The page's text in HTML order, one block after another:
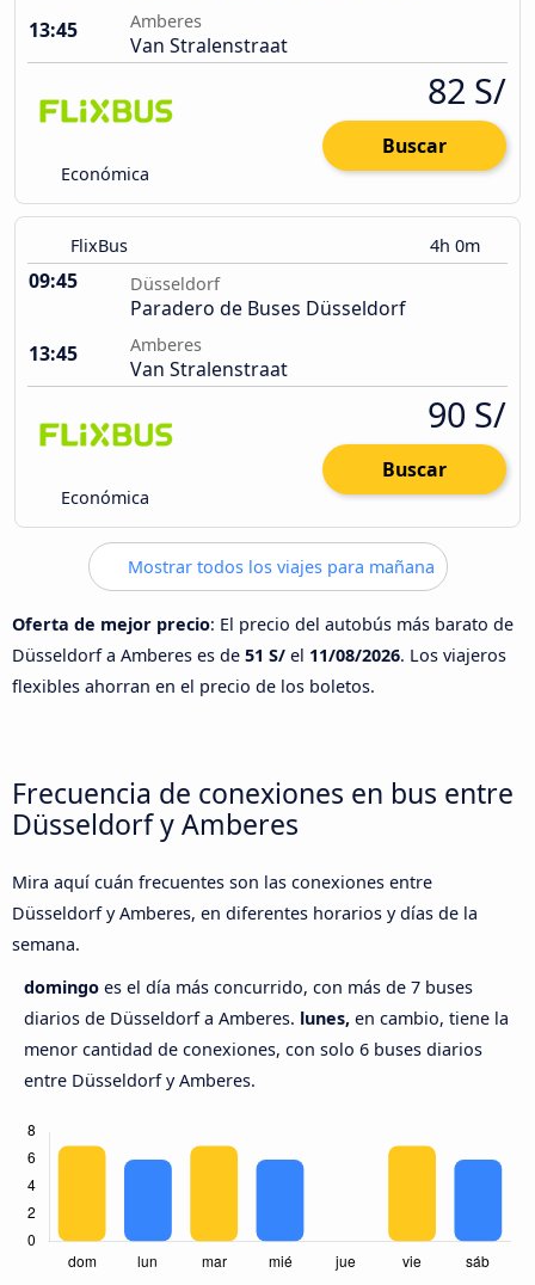
13:45
Amberes
Van Stralenstraat
Económica
82 S/
Buscar
FlixBus 4h 0m
09:45 Düsseldorf
Paradero de Buses Düsseldorf
13:45
Amberes
Van Stralenstraat
Económica
90 S/
Buscar
Mostrar todos los viajes para mañana
Oferta de mejor precio: El precio del autobús más barato de
Düsseldorf a Amberes es de 51 S/ el 11/08/2026. Los viajeros
flexibles ahorran en el precio de los boletos.
Frecuencia de conexiones en bus entre
Düsseldorf y Amberes
Mira aquí cuán frecuentes son las conexiones entre
Düsseldorf y Amberes, en diferentes horarios y días de la
semana.
domingo es el día más concurrido, con más de 7 buses
diarios de Düsseldorf a Amberes. lunes, en cambio, tiene la
menor cantidad de conexiones, con solo 6 buses diarios
entre Düsseldorf y Amberes.